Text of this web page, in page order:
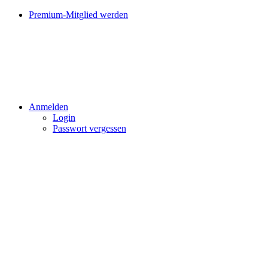
Premium-Mitglied werden
Anmelden
Login
Passwort vergessen